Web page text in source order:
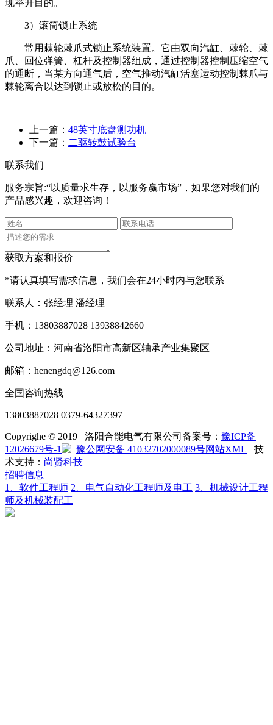
现举升目的。
3）滚筒锁止系统
常用棘轮棘爪式锁止系统装置。它由双向汽缸、棘轮、棘
爪、回位弹簧、杠杆及控制器组成，通过控制器控制压缩空气
的通断，当某方向通气后，空气推动汽缸活塞运动控制棘爪与
棘轮离合以达到锁止或放松的目的。
上一篇： 48英寸底盘测功机
下一篇： 二驱转鼓试验台
联系我们
服务宗旨:“以质量求生存，以服务赢市场”，如果您对我们的
产品感兴趣，欢迎咨询！
获取方案和报价
*请认真填写需求信息，我们会在24小时内与您联系
联系人：张经理 潘经理
手机：13803887028 13938842660
公司地址：河南省洛阳市高新区轴承产业集聚区
邮箱：henengdq@126.com
全国咨询热线
13803887028 0379-64327397
Copyrighe © 2019 洛阳合能电气有限公司 备案号： 豫ICP备
12026679号-1
豫公网安备 41032702000089号网站XML 技
术支持： 尚贤科技
招聘信息
1、软件工程师 2、电气自动化工程师及电工 3、机械设计工程
师及机械装配工